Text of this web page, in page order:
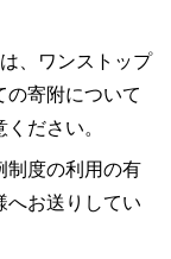
、ワンストップ
の寄附について
ださい。
制度の利用の有
へお送りしてい